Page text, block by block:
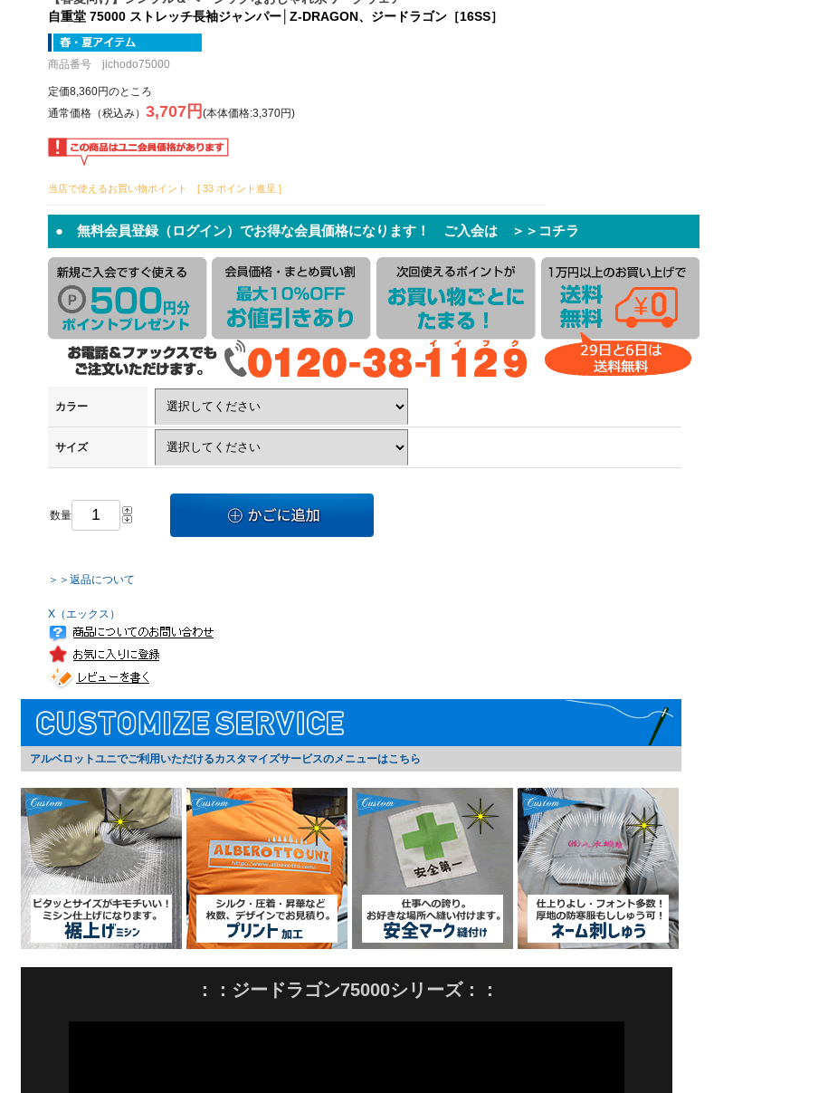
自重堂 75000 ストレッチ長袖ジャンパー│Z-DRAGON、ジードラゴン［16SS］
商品番号 jichodo75000
定価8,360円のところ
通常価格（税込み） 3,707円 (本体価格:3,370円)
当店で使えるお買い物ポイント [ 33 ポイント進呈 ]
● 無料会員登録（ログイン）でお得な会員価格になります！ ご入会は ＞＞コチラ
カラー
サイズ
数量
＞＞返品について
X（エックス）
アルベロットユニでご利用いただけるカスタマイズサービスのメニューはこちら
：：ジードラゴン75000シリーズ：：